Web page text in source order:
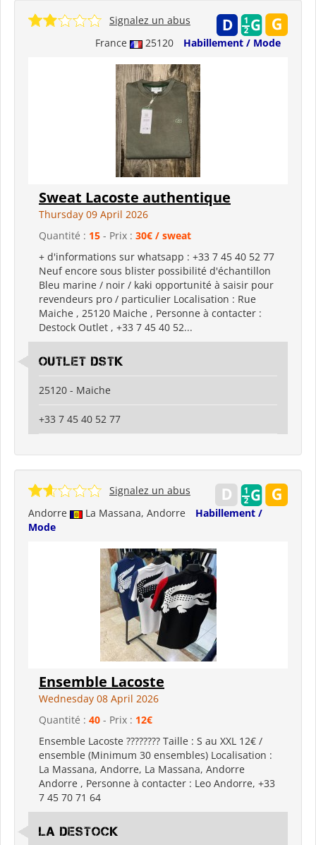
France 25120 Habillement / Mode
Signalez un abus
Sweat Lacoste authentique
Thursday 09 April 2026
Quantité : 15 - Prix : 30€ / sweat
+ d'informations sur whatsapp : +33 7 45 40 52 77
Neuf encore sous blister possibilité d'échantillon
Bleu marine / noir / kaki opportunité à saisir pour
revendeurs pro / particulier Localisation : Rue
Maiche , 25120 Maiche , Personne à contacter :
Destock Outlet , +33 7 45 40 52...
Outlet DSTK
25120 - Maiche
+33 7 45 40 52 77
Andorre La Massana, Andorre
Habillement /
Mode
Signalez un abus
Ensemble Lacoste
Wednesday 08 April 2026
Quantité : 40 - Prix : 12€
Ensemble Lacoste ???????? Taille : S au XXL 12€ /
ensemble (Minimum 30 ensembles) Localisation :
La Massana, Andorre, La Massana, Andorre
Andorre , Personne à contacter : Leo Andorre, +33
7 45 70 71 64
LA Destock